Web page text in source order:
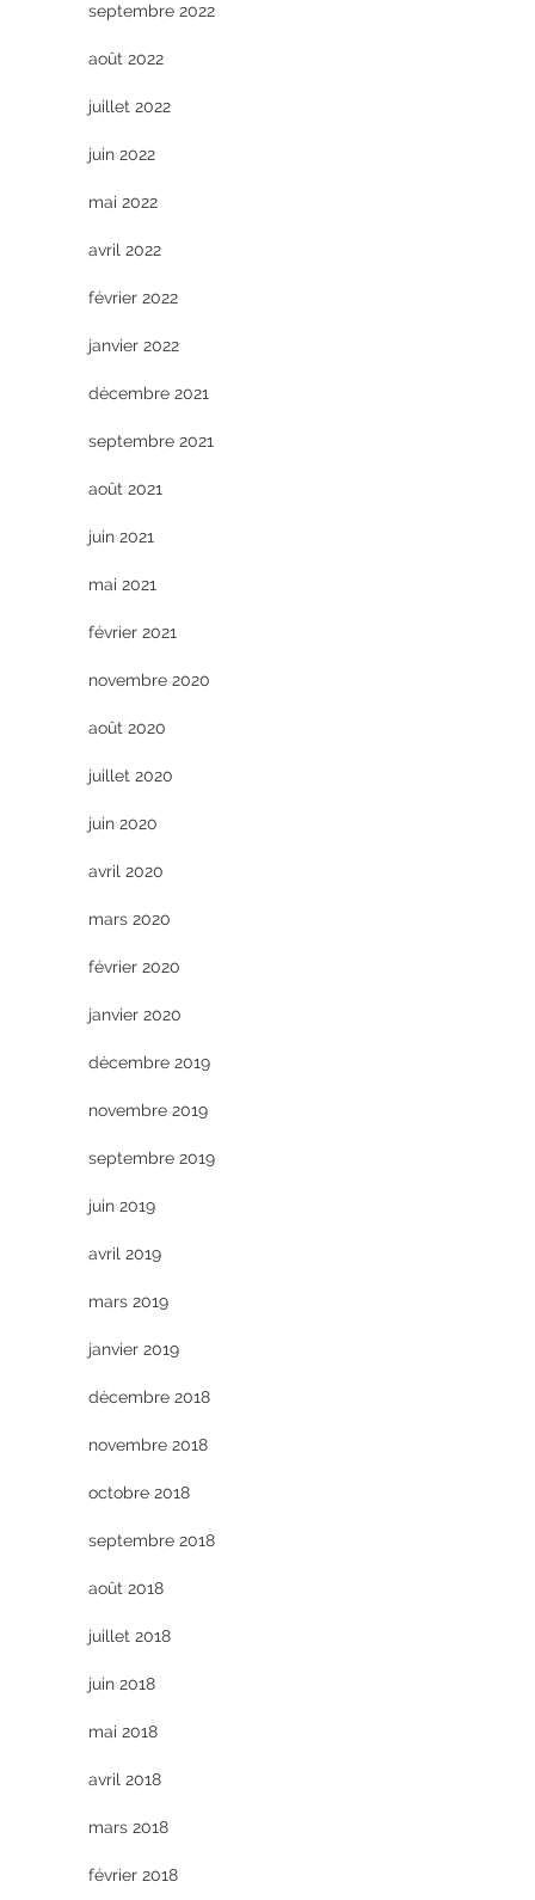
septembre 2022
août 2022
juillet 2022
juin 2022
mai 2022
avril 2022
février 2022
janvier 2022
décembre 2021
septembre 2021
août 2021
juin 2021
mai 2021
février 2021
novembre 2020
août 2020
juillet 2020
juin 2020
avril 2020
mars 2020
février 2020
janvier 2020
décembre 2019
novembre 2019
septembre 2019
juin 2019
avril 2019
mars 2019
janvier 2019
décembre 2018
novembre 2018
octobre 2018
septembre 2018
août 2018
juillet 2018
juin 2018
mai 2018
avril 2018
mars 2018
février 2018